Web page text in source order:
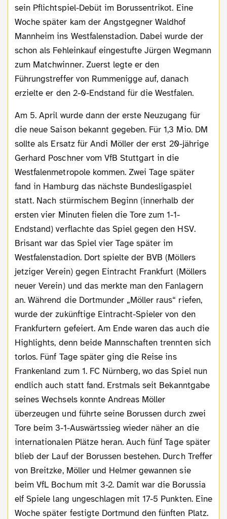
sein Pflichtspiel-Debüt im Borussentrikot. Eine
Woche später kam der Angstgegner Waldhof
Mannheim ins Westfalenstadion. Dabei wurde der
schon als Fehleinkauf eingestufte Jürgen Wegmann
zum Matchwinner. Zuerst legte er den
Führungstreffer von Rummenigge auf, danach
erzielte er den 2-0-Endstand für die Westfalen.
Am 5. April wurde dann der erste Neuzugang für
die neue Saison bekannt gegeben. Für 1,3 Mio. DM
sollte als Ersatz für Andi Möller der erst 20-jährige
Gerhard Poschner vom VfB Stuttgart in die
Westfalenmetropole kommen. Zwei Tage später
fand in Hamburg das nächste Bundesligaspiel
statt. Nach stürmischem Beginn (innerhalb der
ersten vier Minuten fielen die Tore zum 1-1-
Endstand) verflachte das Spiel gegen den HSV.
Brisant war das Spiel vier Tage später im
Westfalenstadion. Dort spielte der BVB (Möllers
jetziger Verein) gegen Eintracht Frankfurt (Möllers
neuer Verein) und das merkte man den Fanlagern
an. Während die Dortmunder „Möller raus“ riefen,
wurde der zukünftige Eintracht-Spieler von den
Frankfurtern gefeiert. Am Ende waren das auch die
Highlights, denn beide Mannschaften trennten sich
torlos. Fünf Tage später ging die Reise ins
Frankenland zum 1. FC Nürnberg, wo das Spiel nun
endlich auch statt fand. Erstmals seit Bekanntgabe
seines Wechsels konnte Andreas Möller
überzeugen und führte seine Borussen durch zwei
Tore beim 3-1-Auswärtssieg wieder näher an die
internationalen Plätze heran. Auch fünf Tage später
blieb der Lauf der Borussen bestehen. Durch Treffer
von Breitzke, Möller und Helmer gewannen sie
beim VfL Bochum mit 3-2. Damit war die Borussia
elf Spiele lang ungeschlagen mit 17-5 Punkten. Eine
Woche später festigte Dortmund den fünften Platz.